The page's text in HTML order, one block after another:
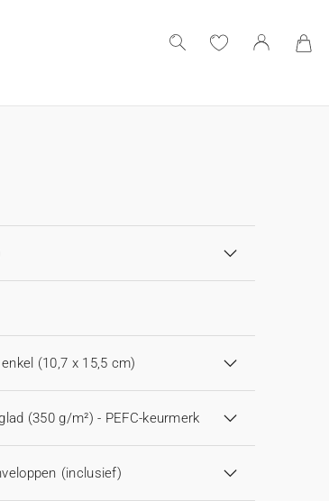
(10,7 x 15,5 cm)
(350 g/m²) - PEFC-keurmerk
(inclusief)